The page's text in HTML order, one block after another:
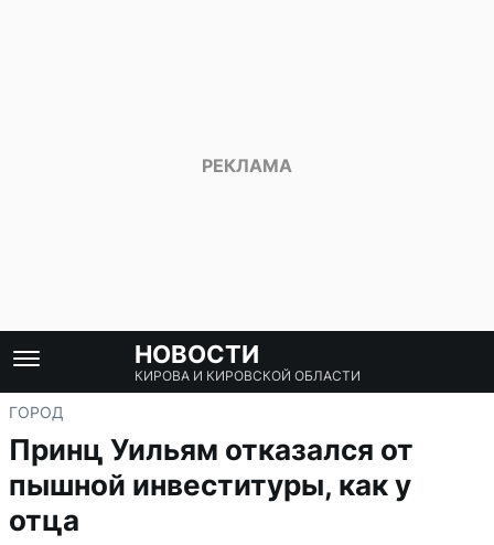
НОВОСТИ
КИРОВА И КИРОВСКОЙ ОБЛАСТИ
ГОРОД
Принц Уильям отказался от
пышной инвеституры, как у
отца